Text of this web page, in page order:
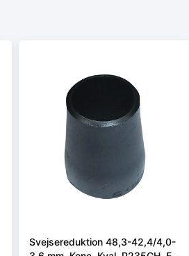
Svejsereduktion 48,3-42,4/4,0-